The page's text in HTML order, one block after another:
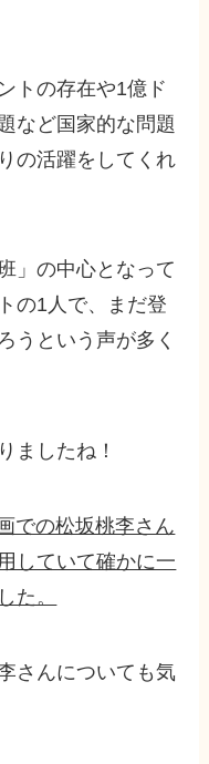
トの存在や1億ド
など国家的な問題
の活躍をしてくれ
」の中心となって
の1人で、まだ登
うという声が多く
ましたね！
での松坂桃李さん
していて確かに一
た。
さんについても気